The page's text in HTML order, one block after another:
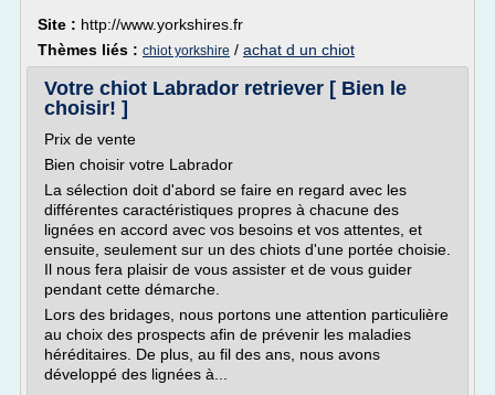
Site : http://www.yorkshires.fr
Thèmes liés : chiot yorkshire / achat d un chiot
Votre chiot Labrador retriever [ Bien le
choisir! ]
Prix de vente
Bien choisir votre Labrador
La sélection doit d'abord se faire en regard avec les
différentes caractéristiques propres à chacune des
lignées en accord avec vos besoins et vos attentes, et
ensuite, seulement sur un des chiots d'une portée choisie.
Il nous fera plaisir de vous assister et de vous guider
pendant cette démarche.
Lors des bridages, nous portons une attention particulière
au choix des prospects afin de prévenir les maladies
héréditaires. De plus, au fil des ans, nous avons
développé des lignées à...